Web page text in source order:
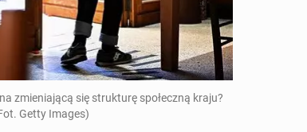
zmie­nia­ją­cą się struk­tu­rę spo­łecz­ną kraju?
Getty Images)